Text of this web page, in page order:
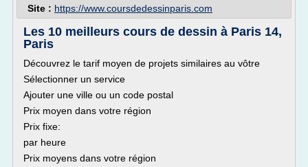
Site : https://www.coursdedessinparis.com
Les 10 meilleurs cours de dessin à Paris 14,
Paris
Découvrez le tarif moyen de projets similaires au vôtre
Sélectionner un service
Ajouter une ville ou un code postal
Prix moyen dans votre région
Prix fixe:
par heure
Prix moyens dans votre région